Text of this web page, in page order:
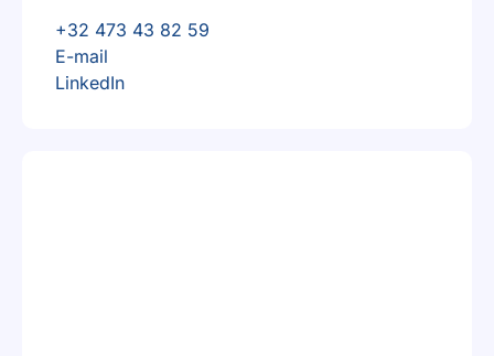
+32 473 43 82 59
E-mail
LinkedIn